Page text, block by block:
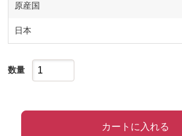
原産国
日本
数量
カートに入れる